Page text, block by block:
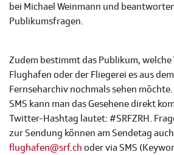
bei Michael Weinmann und
Publikumsfragen.
Zudem bestimmt das Publikum, welche
Flughafen oder der Fliegerei es aus
Fernseharchiv nochmals sehen
SMS kann man das Gesehene direkt
Twitter-Hashtag lautet: #SRFZRH.
zur Sendung können am Sendetag
flughafen@srf.ch oder via SMS